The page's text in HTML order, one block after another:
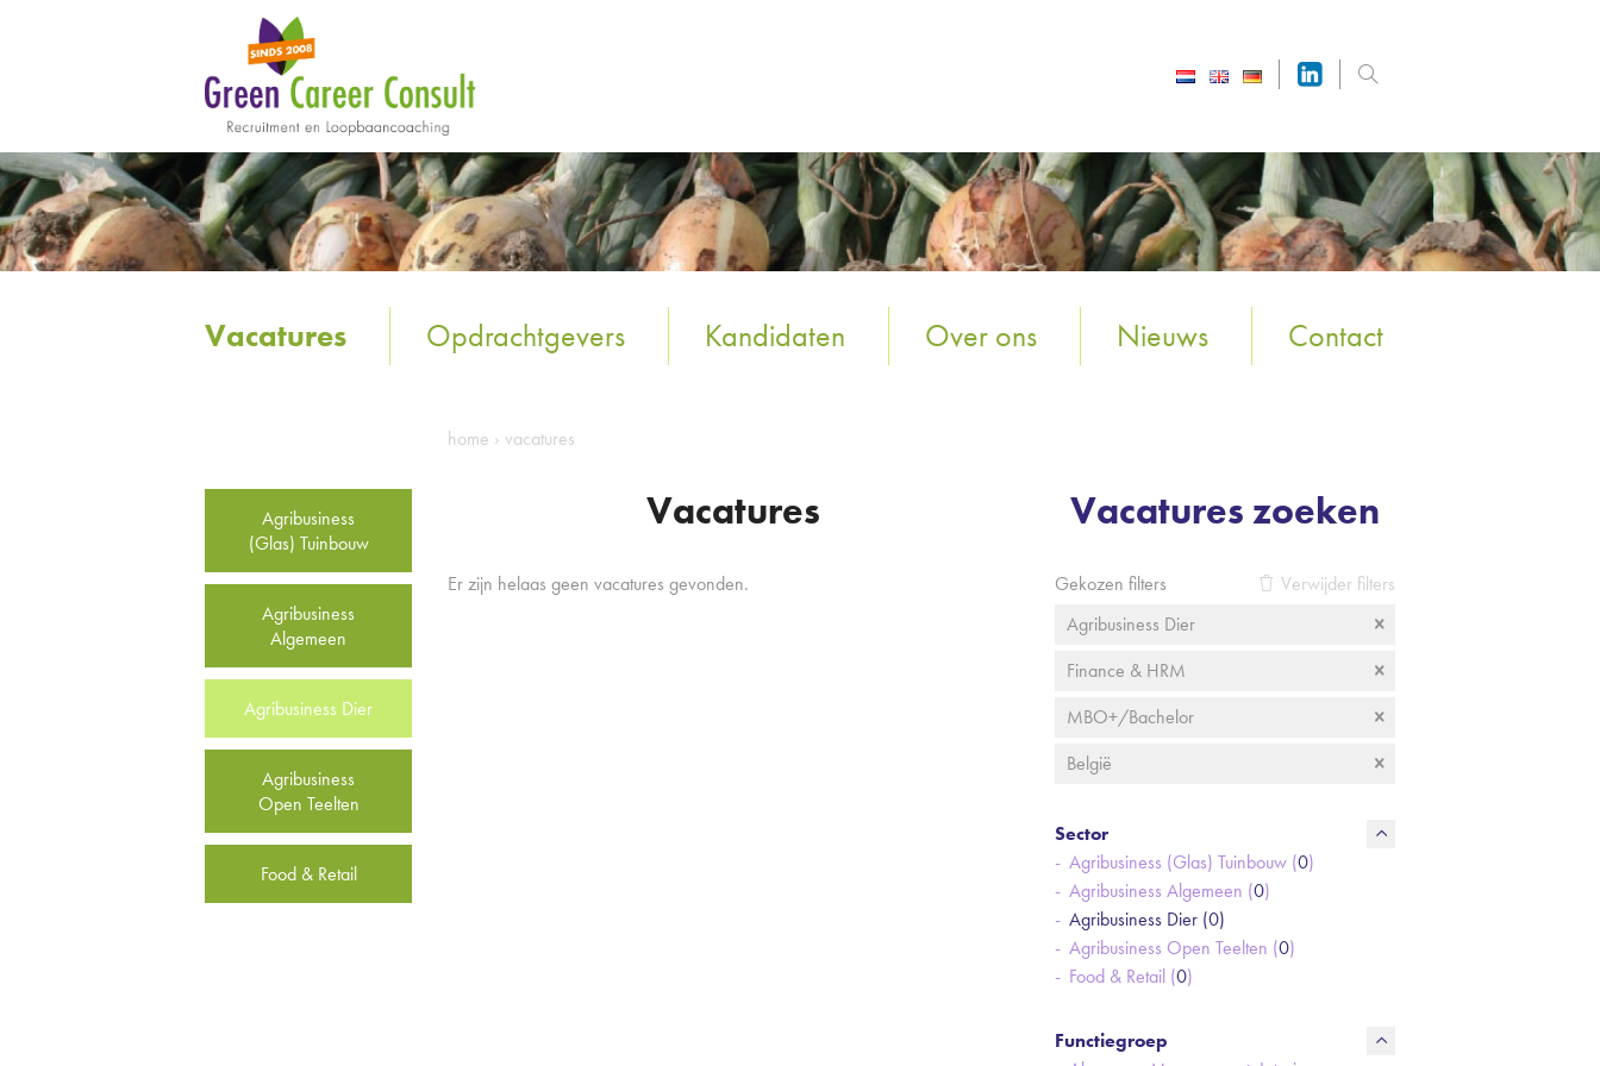
Vacatures Opdrachtgevers Kandidaten Over ons Nieuws Contact
home › vacatures
Vacatures
Er zijn helaas geen vacatures gevonden.
Agribusiness
(Glas) Tuinbouw
Agribusiness
Algemeen
Agribusiness Dier
Agribusiness
Open Teelten
Food & Retail
Vacatures zoeken
Gekozen filters
Verwijder filters
Agribusiness Dier
Finance & HRM
MBO+/Bachelor
België
Sector
Agribusiness (Glas) Tuinbouw (0)
Agribusiness Algemeen (0)
Agribusiness Dier (0)
Agribusiness Open Teelten (0)
Food & Retail (0)
Functiegroep